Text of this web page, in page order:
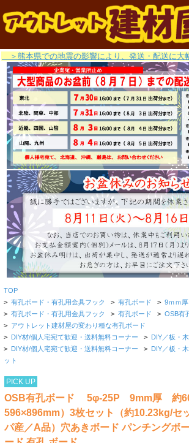
＞熊本県での地震の影響により、発送・配送に大
TOP
> 有孔ボード・有孔用金具フック > 有孔ボード > 9ｍｍ厚
> 有孔ボード・有孔用金具フック > 有孔ボード > OSB有
> アウトレット建材屋の変わり種な有孔ボード
> DIY材/個人宅宛て歓迎・送料無料コーナー > DIY／板・
> DIY材/個人宅宛て歓迎・送料無料コーナー >
DIY／板・
ット
PICK UP
OSB有孔ボード 5φ-25P 9mm厚 約
596×896mm）3枚セット（約10.23kg/セ
パ産／A品）穴あきボード パンチングボ